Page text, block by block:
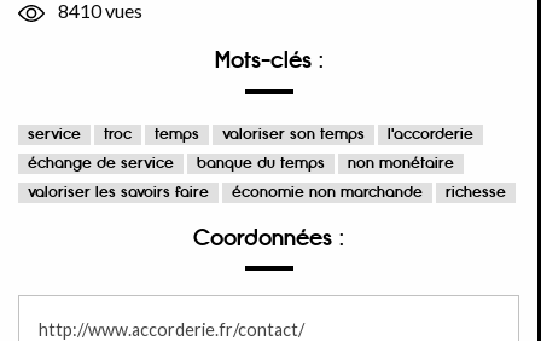
8410 vues
Mots-clés :
service troc temps valoriser son temps
l'accorderie
échange de service
banque du temps
non monétaire
valoriser les savoirs faire
économie non marchande richesse
Coordonnées :
http://www.accorderie.fr/contact/